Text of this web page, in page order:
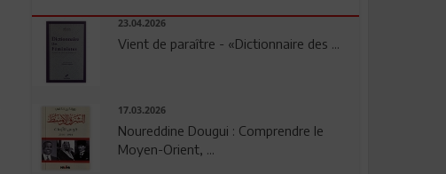
23.04.2026
Vient de paraître - «Dictionnaire des ...
17.03.2026
Noureddine Dougui : Comprendre le
Moyen-Orient, ...